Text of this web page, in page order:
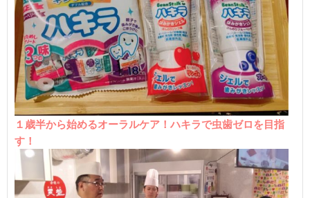
１歳半から始めるオーラルケア！ハキラで虫歯ゼロを目指
す！